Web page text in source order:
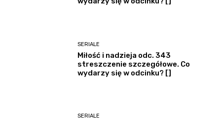
SERIALE
Miłość i nadzieja odc. 343
streszczenie szczegółowe. Co
wydarzy się w odcinku? []
SERIALE